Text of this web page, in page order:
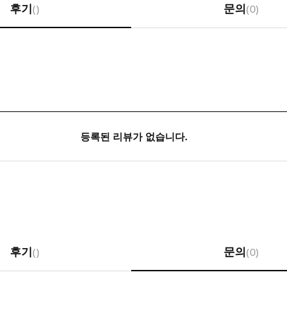
후기() 문의(0)
등록된 리뷰가 없습니다.
후기() 문의(0)